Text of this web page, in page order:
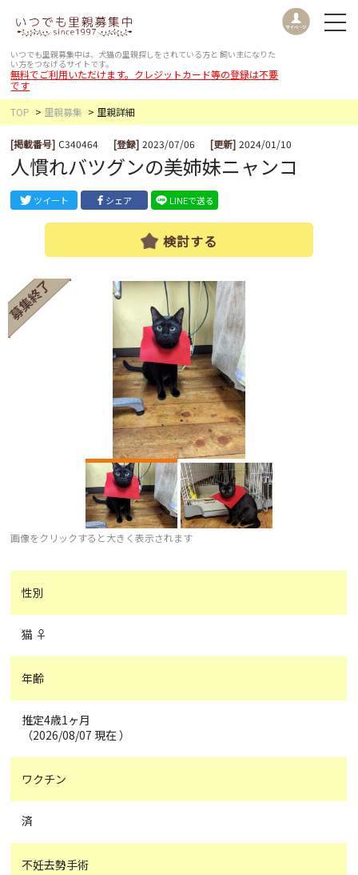
いつでも里親募集中は、犬猫の里親探しをされている方と 飼い主になりた
い方をつなげるサイトです。
無料でご利用いただけます。クレジットカード等の登録は不要
です
TOP
里親募集 里親詳細
[掲載番号] C340464 [登録] 2023/07/06 [更新] 2024/01/10
人慣れバツグンの美姉妹ニャンコ
ツイート シェア LINEで送る
検討する
画像をクリックすると大きく表示されます
性別
猫 ♀
年齢
推定4歳1ヶ月
（2026/08/07 現在 ）
ワクチン
済
不妊去勢手術